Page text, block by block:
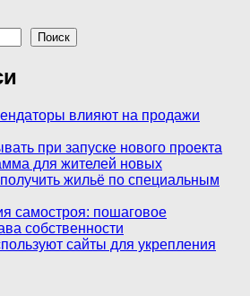
Поиск
влияют на продажи
при запуске нового проекта
для жителей новых
жильё по специальным
самостроя: пошаговое
собственности
сайты для укрепления